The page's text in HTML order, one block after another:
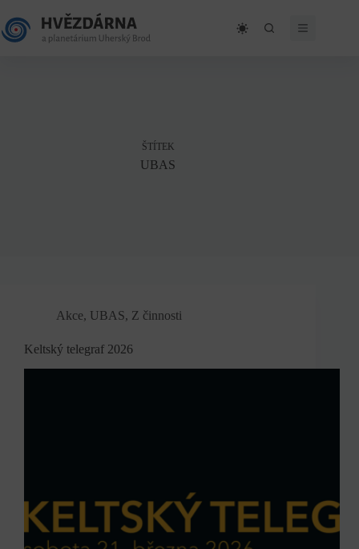
to
content
ŠTÍTEK
UBAS
Akce, UBAS, Z činnosti
Keltský telegraf 2026